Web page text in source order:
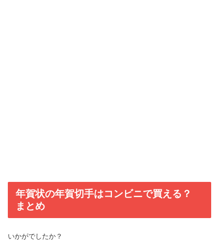
年賀状の年賀切手はコンビニで買える？
まとめ
いかがでしたか？